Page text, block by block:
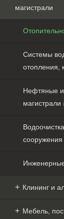
магистрали
Системы
отопления,
Нефтяные и
магистрали
сооружения
Клининг и
Мебель,